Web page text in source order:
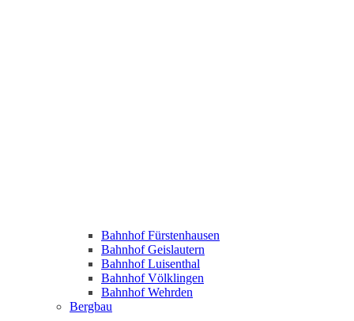
Bahnhof Fürstenhausen
Bahnhof Geislautern
Bahnhof Luisenthal
Bahnhof Völklingen
Bahnhof Wehrden
Bergbau